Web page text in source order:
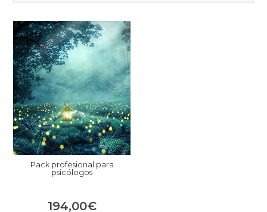
Pack profesional para
psicólogos
194,00€